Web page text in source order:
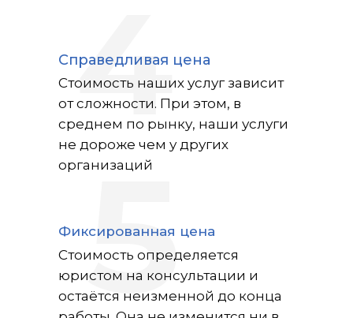
5
4
Справедливая цена
Фиксированная цена
Стоимость наших услуг зависит
от сложности. При этом, в
среднем по рынку, наши услуги
не дороже чем у других
организаций
Стоимость определяется
юристом на консультации и
остаётся неизменной до конца